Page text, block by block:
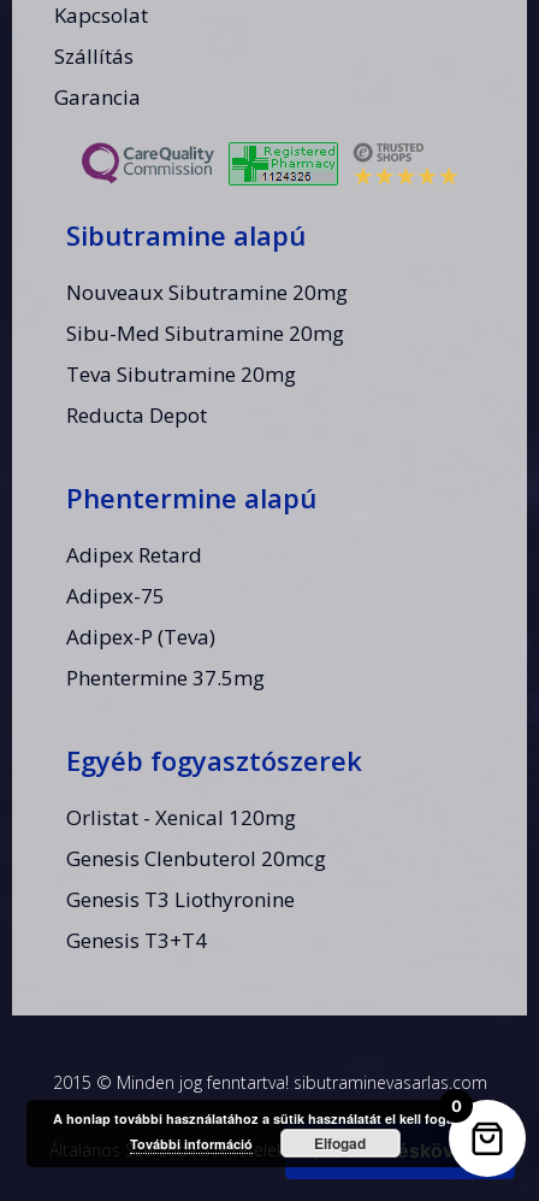
Kapcsolat
Szállítás
Garancia
Sibutramine alapú
Nouveaux Sibutramine 20mg
Sibu-Med Sibutramine 20mg
Teva Sibutramine 20mg
Reducta Depot
Phentermine alapú
Adipex Retard
Adipex-75
Adipex-P (Teva)
Phentermine 37.5mg
Egyéb fogyasztószerek
Orlistat - Xenical 120mg
Genesis Clenbuterol 20mcg
Genesis T3 Liothyronine
Genesis T3+T4
2015 © Minden jog fenntartva! sibutraminevasarlas.com
Általános Szerződési feltételek Adatkezelési tájékoztató
Rendeléskövetés
0
A honlap további használatához a sütik használatát el kell fogadni.
További információ
Elfogad